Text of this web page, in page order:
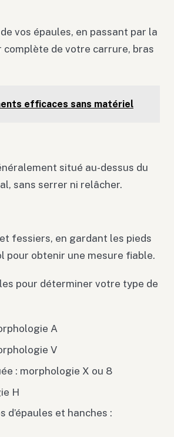
vos épaules, en passant par la
de votre carrure, bras
efficaces sans matériel
situé au-dessus du
sans serrer ni relâcher.
fessiers, en gardant les pieds
pour obtenir une mesure fiable.
pour déterminer votre type de
A
V
: morphologie X ou 8
H
et hanches :